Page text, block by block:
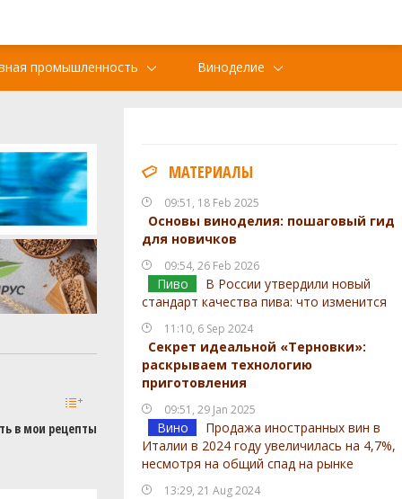
промышленность Виноделие
МАТЕРИАЛЫ
09:51, 18 Feb 2025
Основы виноделия: пошаговый гид
для новичков
09:54, 26 Feb 2026
Пиво
В России утвердили новый
стандарт качества пива: что изменится
11:10, 6 Sep 2024
Секрет идеальной «Терновки»:
раскрываем технологию
приготовления
09:51, 29 Jan 2025
Вино
Продажа иностранных вин в
Италии в 2024 году увеличилась на 4,7%,
несмотря на общий спад на рынке
13:29, 21 Aug 2024
в мои рецепты